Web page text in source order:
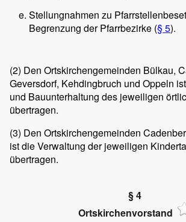
Stellungnahmen zu
Begrenzung der Pfarrbezirke (§ 5).
(2) Den Ortskirchengemeinden Bülkau,
Geversdorf, Kehdingbruch und Oppeln
und Bauunterhaltung des jeweiligen
übertragen.
(3) Den Ortskirchengemeinden
ist die Verwaltung der jeweiligen
übertragen.
§ 4
Ortskirchenvorstand